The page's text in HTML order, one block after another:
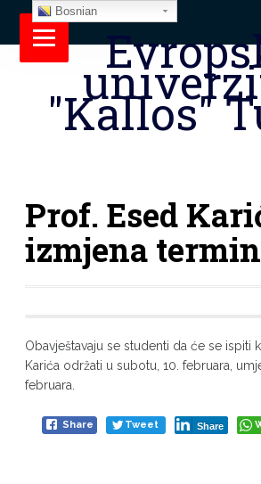
"Kallos"
Prof. Esed
izmjena
Obavještavaju se studenti da će se ispiti
Karića održati u subotu, 10. februara,
februara.
Share Tweet Share
Bosnian